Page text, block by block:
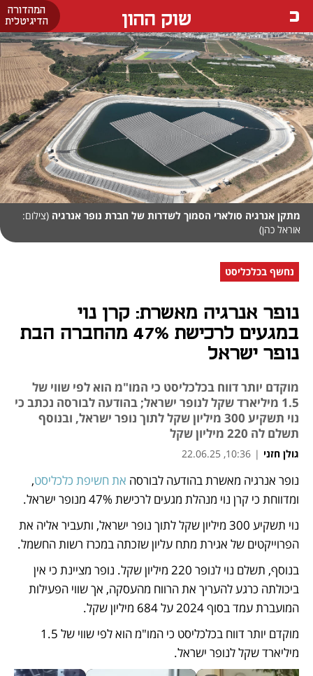
המהדורה
הדיגיטלית
שוק ההון
מתקן אנרגיה סולארי הסמוך לשדרות של חברת נופר אנרגיה (צילום:
אוראל כהן)
נחשף בכלכליסט
נופר אנרגיה מאשרת: קרן נוי
במגעים לרכישת 47% מהחברה הבת
נופר ישראל
מוקדם יותר דווח בכלכליסט כי המו"מ הוא לפי שווי של
1.5 מיליארד שקל לנופר ישראל; בהודעה לבורסה נכתב כי
נוי תשקיע 300 מיליון שקל לתוך נופר ישראל, ובנוסף
תשלם לה 220 מיליון שקל
גולן חזני |
10:36, 22.06.25
נופר אנרגיה מאשרת בהודעה לבורסה את חשיפת כלכליסט
ומדווחת כי קרן נוי מנהלת מגעים לרכישת 47% מנופר ישראל.
הפרוייקטים של אגירת מתח עליון שזכתה במכרז רשות החשמל.
המועברת עמד בסוף 2024 על 684 מיליון שקל.
מיליארד שקל לנופר ישראל.